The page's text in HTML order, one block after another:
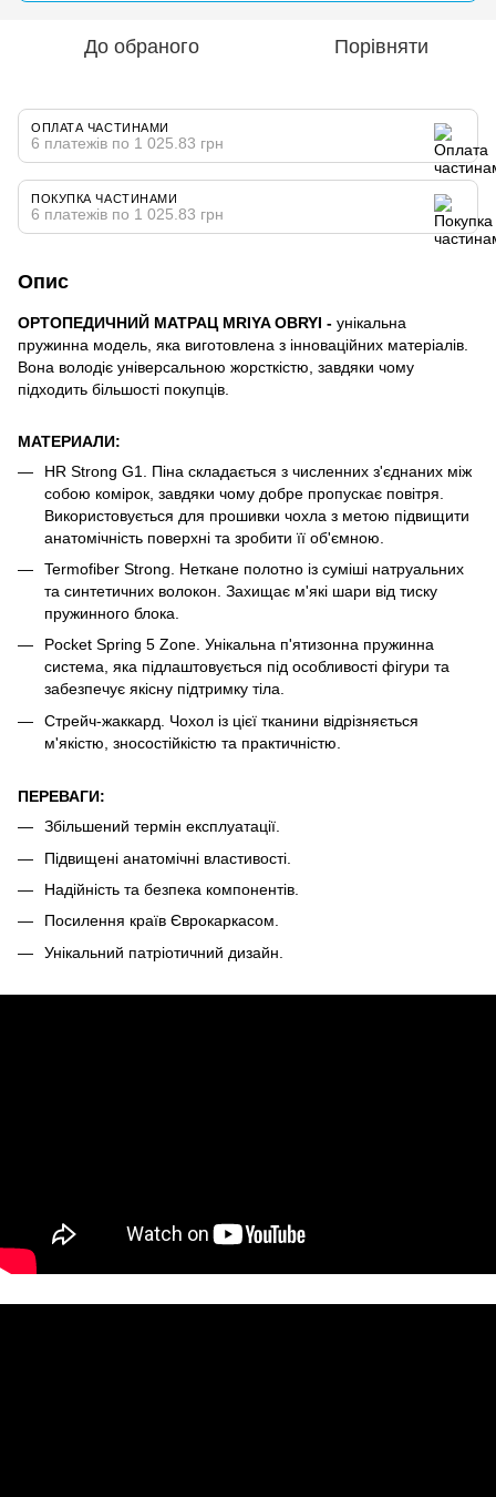
До обраного Порівняти
ОПЛАТА ЧАСТИНАМИ
6 платежів по 1 025.83 грн
ПОКУПКА ЧАСТИНАМИ
6 платежів по 1 025.83 грн
Опис
ОРТОПЕДИЧНИЙ МАТРАЦ MRIYA OBRYI - унікальна
пружинна модель, яка виготовлена ​​з інноваційних матеріалів.
Вона володіє універсальною жорсткістю, завдяки чому
підходить більшості покупців.
МАТЕРИАЛИ:
HR Strong G1. Піна складається з численних з'єднаних між
собою комірок, завдяки чому добре пропускає повітря.
Використовується для прошивки чохла з метою підвищити
анатомічність поверхні та зробити її об'ємною.
Termofiber Strong. Неткане полотно із суміші натруальних
та синтетичних волокон. Захищає м'які шари від тиску
пружинного блока.
Pocket Spring 5 Zone. Унікальна п'ятизонна пружинна
система, яка підлаштовується під особливості фігури та
забезпечує якісну підтримку тіла.
Стрейч-жаккард. Чохол із цієї тканини відрізняється
м'якістю, зносостійкістю та практичністю.
ПЕРЕВАГИ:
Збільшений термін експлуатації.
Підвищені анатомічні властивості.
Надійність та безпека компонентів.
Посилення країв Єврокаркасом.
Унікальний патріотичний дизайн.